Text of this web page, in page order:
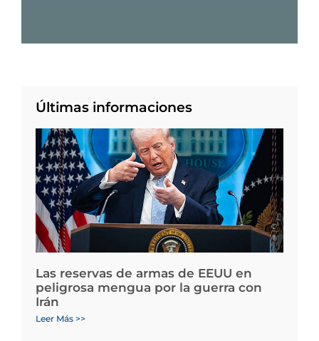
Últimas informaciones
Las reservas de armas de EEUU en
peligrosa mengua por la guerra con
Irán
Leer Más >>